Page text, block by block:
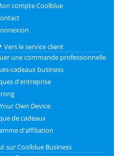
compte Coolblue
Vers le service client
une commande professionnelle
cadeaux business
d'entreprise
Own Device
de cadeaux
d'affiliation
sur Coolblue Business